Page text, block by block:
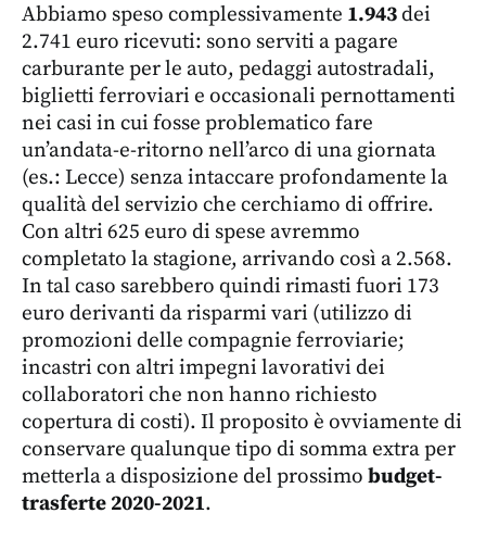
Abbiamo speso complessivamente 1.943dei
2.741 euro ricevuti: sono serviti a pagare
carburante per le auto, pedaggi autostradali,
biglietti ferroviari e occasionali pernottamenti
nei casi in cui fosse problematico fare
un’andata-e-ritorno nell’arco di una giornata
(es.: Lecce) senza intaccare profondamente la
qualità del servizio che cerchiamo di offrire.
Con altri 625 euro di spese avremmo
completato la stagione, arrivando così a 2.568.
In tal caso sarebbero quindi rimasti fuori 173
euro derivanti da risparmi vari (utilizzo di
promozioni delle compagnie ferroviarie;
incastri con altri impegni lavorativi dei
collaboratori che non hanno richiesto
copertura di costi). Il proposito è ovviamente di
conservare qualunque tipo di somma extra per
metterla a disposizione del prossimo budget-
trasferte 2020-2021.